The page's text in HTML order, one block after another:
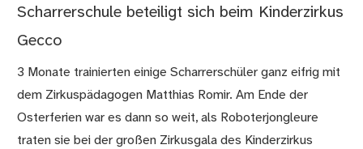
Scharrerschule beteiligt sich beim Kinderzirkus
Gecco
3 Monate trainierten einige Scharrerschüler ganz eifrig mit
dem Zirkuspädagogen Matthias Romir. Am Ende der
Osterferien war es dann so weit, als Roboterjongleure
traten sie bei der großen Zirkusgala des Kinderzirkus